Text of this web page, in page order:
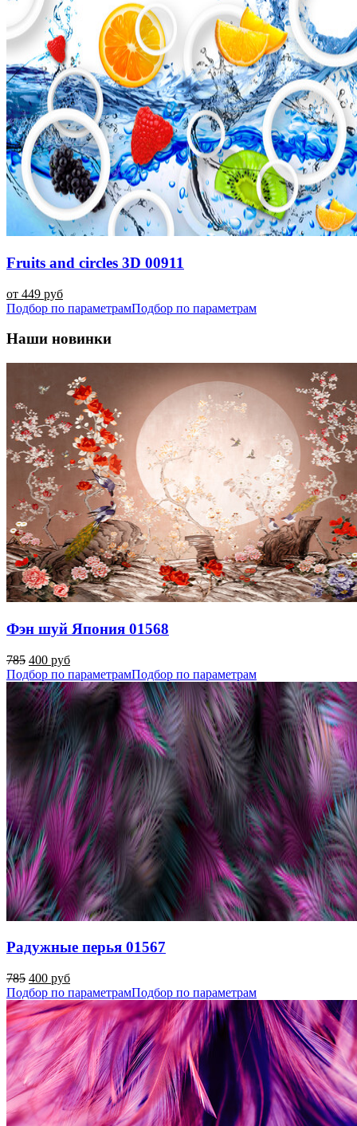
Fruits and circles 3D 00911
от 449 руб
Подбор по параметрамПодбор по параметрам
Наши новинки
Фэн шуй Япония 01568
785 400 руб
Подбор по параметрамПодбор по параметрам
Радужные перья 01567
785 400 руб
Подбор по параметрамПодбор по параметрам